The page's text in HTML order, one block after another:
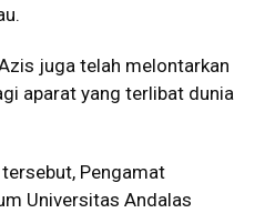
juga telah melontarkan
aparat yang terlibat dunia
Pengamat
Universitas Andalas